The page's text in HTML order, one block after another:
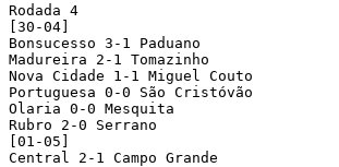
Rodada 4
[30-04]
Bonsucesso 3-1 Paduano
Madureira 2-1 Tomazinho
Nova Cidade 1-1 Miguel Couto
Portuguesa 0-0 São Cristóvão
Olaria 0-0 Mesquita
Rubro 2-0 Serrano
[01-05]
Central 2-1 Campo Grande